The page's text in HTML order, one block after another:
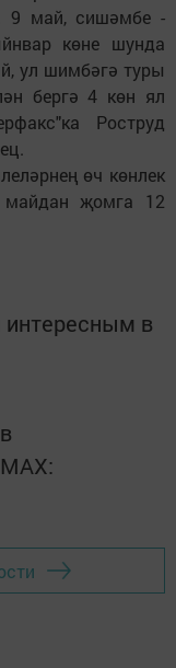
9 май, сишәмбе -
көне шунда
ул шимбәгә туры
бергә 4 көн ял
Роструд
өч көнлек
җомга 12
в